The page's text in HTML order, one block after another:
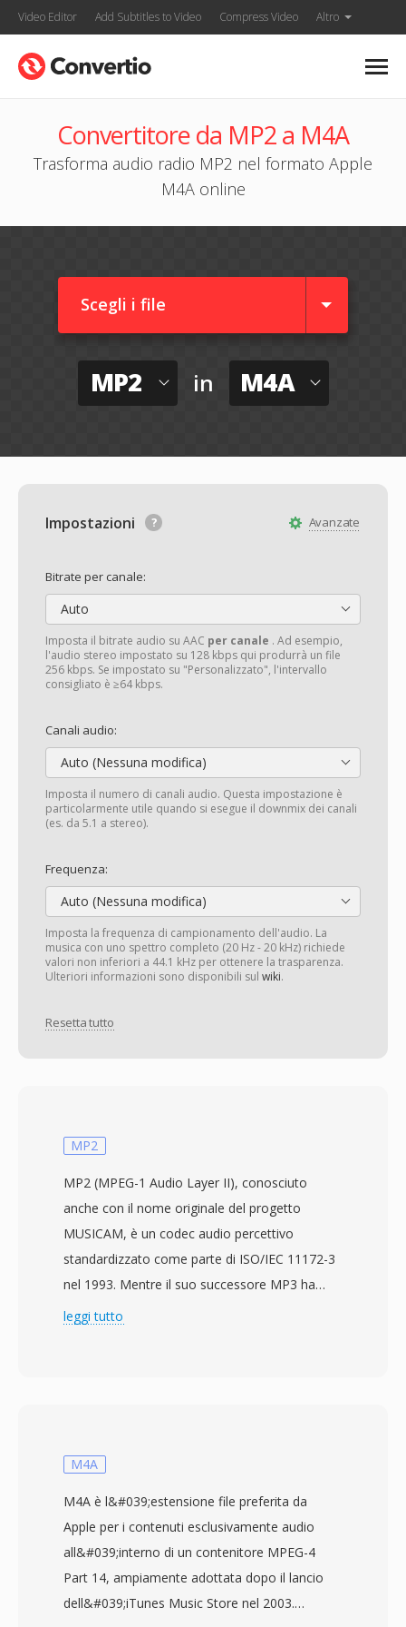
Video Editor Add Subtitles to Video Compress Video Altro
Convertitore da MP2 a M4A
Trasforma audio radio MP2 nel formato Apple
M4A online
Scegli i file
MP2 in M4A
Avanzate
Impostazioni
Bitrate per canale:
Auto
Imposta il bitrate audio su AAC per canale . Ad esempio,
l'audio stereo impostato su 128 kbps qui produrrà un file
256 kbps. Se impostato su "Personalizzato", l'intervallo
consigliato è ≥64 kbps.
Canali audio:
Auto (Nessuna modifica)
Imposta il numero di canali audio. Questa impostazione è
particolarmente utile quando si esegue il downmix dei canali
(es. da 5.1 a stereo).
Frequenza:
Auto (Nessuna modifica)
Imposta la frequenza di campionamento dell'audio. La
musica con uno spettro completo (20 Hz - 20 kHz) richiede
valori non inferiori a 44.1 kHz per ottenere la trasparenza.
Ulteriori informazioni sono disponibili sul wiki.
Resetta tutto
MP2
MP2 (MPEG-1 Audio Layer II), conosciuto
anche con il nome originale del progetto
MUSICAM, è un codec audio percettivo
standardizzato come parte di ISO/IEC 11172-3
nel 1993. Mentre il suo successore MP3 ha
catturato l&#039;attenzione del mondo
psicoacustico per determinare le soglie di
con Huffman ogni sottobanda di conseguenza.
Le implementazioni broadcast tipiche utilizzano
192-384 kbps per lo stereo, ottenendo qualità
trasparente con minore complessità del
codificatore e migliore resilienza agli errori
leggi tutto
M4A
M4A è l&#039;estensione file preferita da
Apple per i contenuti esclusivamente audio
all&#039;interno di un contenitore MPEG-4
Part 14, ampiamente adottata dopo il lancio
dell&#039;iTunes Music Store nel 2003.